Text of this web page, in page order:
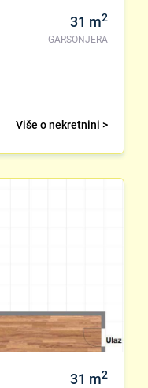
31 m2
GARSONJERA
Više o nekretnini >
31 m2